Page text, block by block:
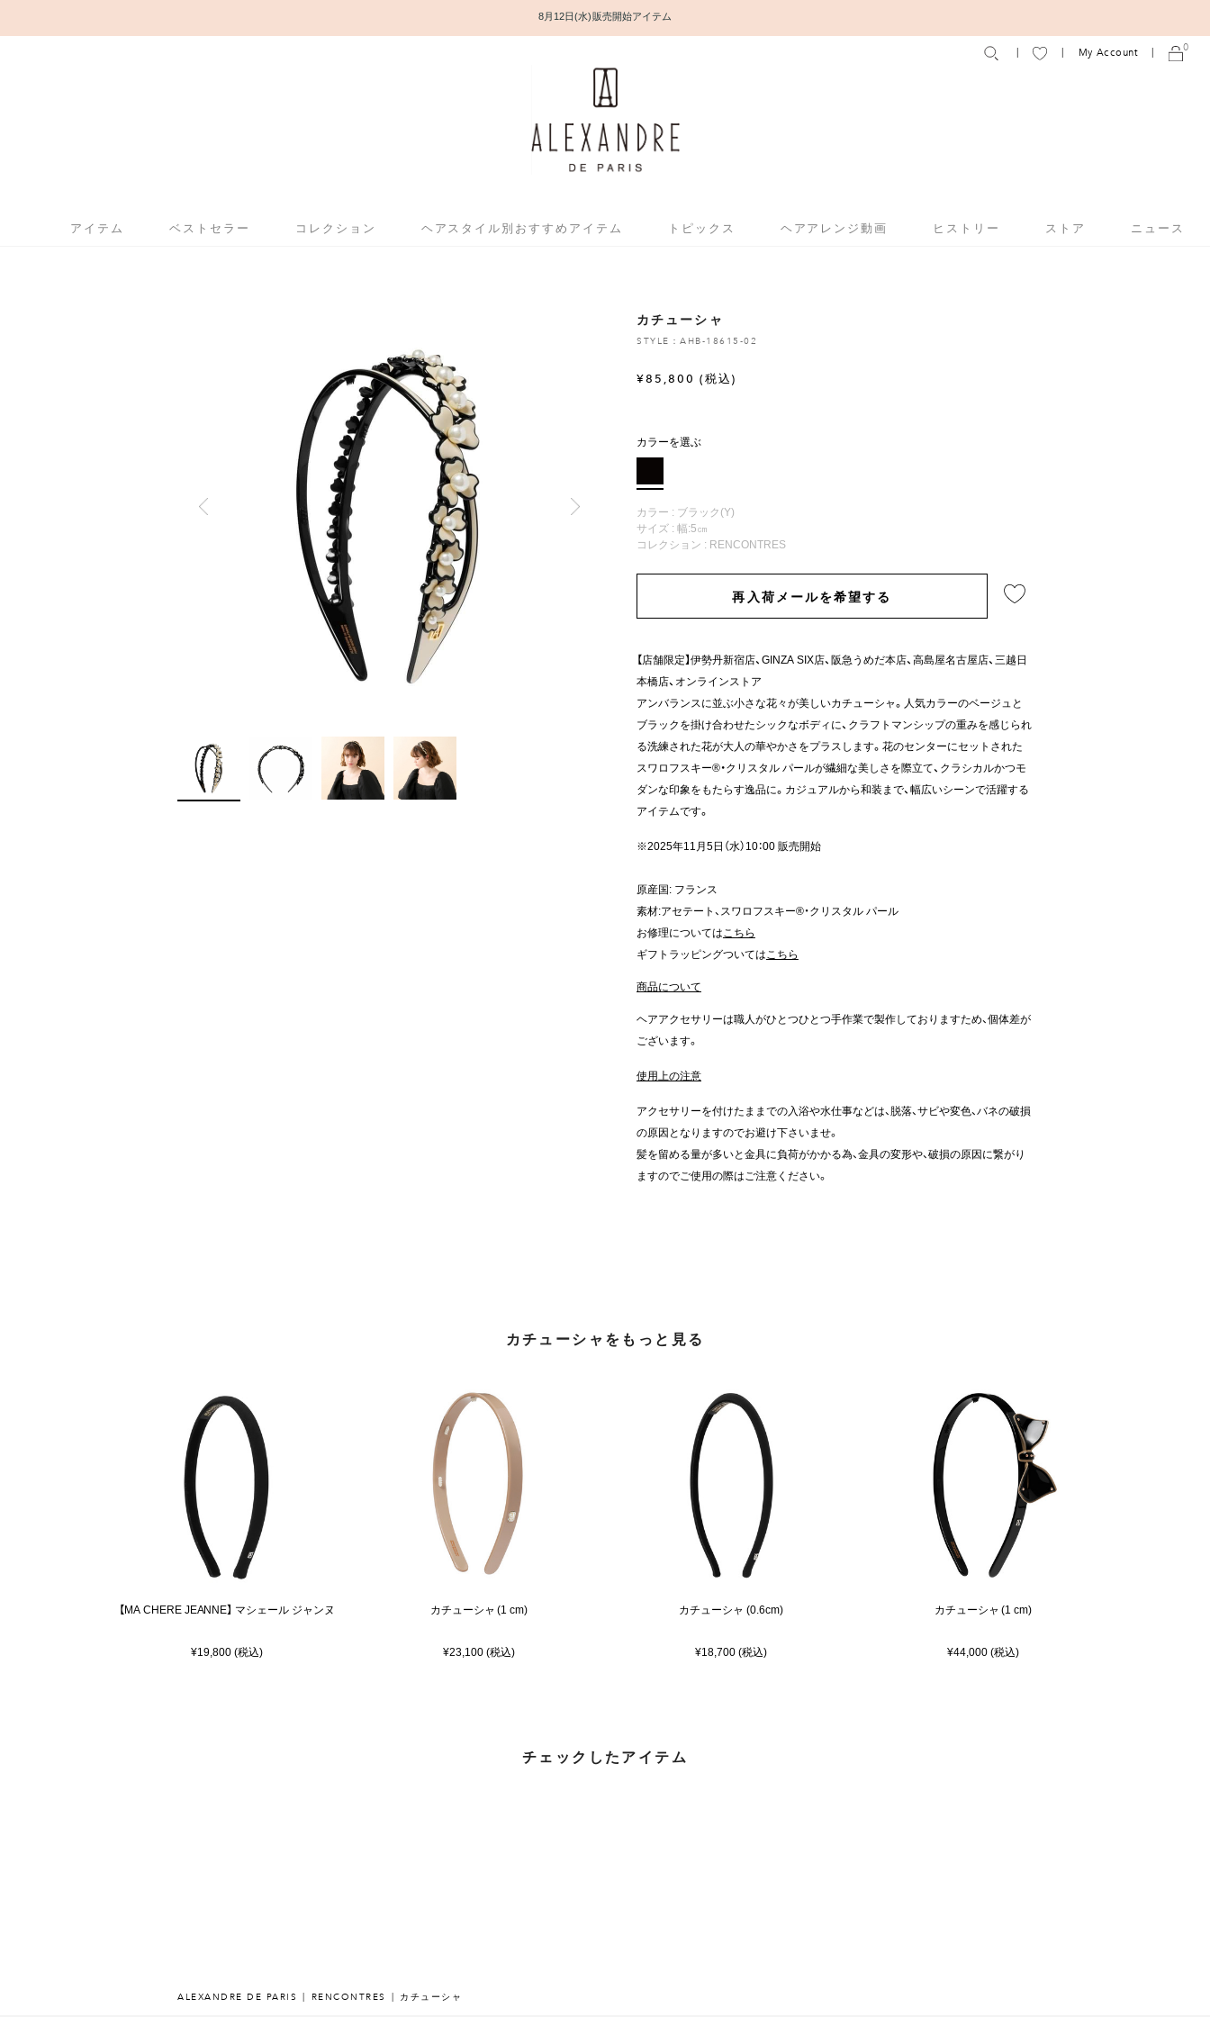
8月12日(水) 販売開始アイテム
アイテム ベストセラー コレクション ヘアスタイル別おすすめアイテム トピックス ヘアアレンジ動画 ヒストリー ストア ニュース
My Account 0
カチューシャ
STYLE：AHB-18615-02
¥85,800 (税込)
カラーを選ぶ
カラー : ブラック(Y)
サイズ : 幅:5㎝
コレクション : RENCONTRES
再入荷メールを希望する
【店舗限定】伊勢丹新宿店、GINZA SIX店、阪急うめだ本店、高島屋名古屋店、三越日
本橋店、オンラインストア
アンバランスに並ぶ小さな花々が美しいカチューシャ。人気カラーのベージュと
ブラックを掛け合わせたシックなボディに、クラフトマンシップの重みを感じられ
る洗練された花が大人の華やかさをプラスします。花のセンターにセットされた
スワロフスキー®・クリスタル パールが繊細な美しさを際立て、クラシカルかつモ
ダンな印象をもたらす逸品に。カジュアルから和装まで、幅広いシーンで活躍する
アイテムです。
※2025年11月5日（水）10：00 販売開始
原産国: フランス
素材:アセテート、スワロフスキー®・クリスタル パール
お修理についてはこちら
ギフトラッピングついてはこちら
商品について
ヘアアクセサリーは職人がひとつひとつ手作業で製作しておりますため、個体差が
ございます。
使用上の注意
アクセサリーを付けたままでの入浴や水仕事などは、脱落、サビや変色、バネの破損
の原因となりますのでお避け下さいませ。
髪を留める量が多いと金具に負荷がかかる為、金具の変形や、破損の原因に繋がり
ますのでご使用の際はご注意ください。
カチューシャをもっと見る
【MA CHERE JEANNE】 マシェール ジャンヌ
¥19,800 (税込)
カチューシャ (1 cm)
¥23,100 (税込)
カチューシャ (0.6cm)
¥18,700 (税込)
カチューシャ (1 cm)
¥44,000 (税込)
チェックしたアイテム
ALEXANDRE DE PARIS RENCONTRES カチューシャ